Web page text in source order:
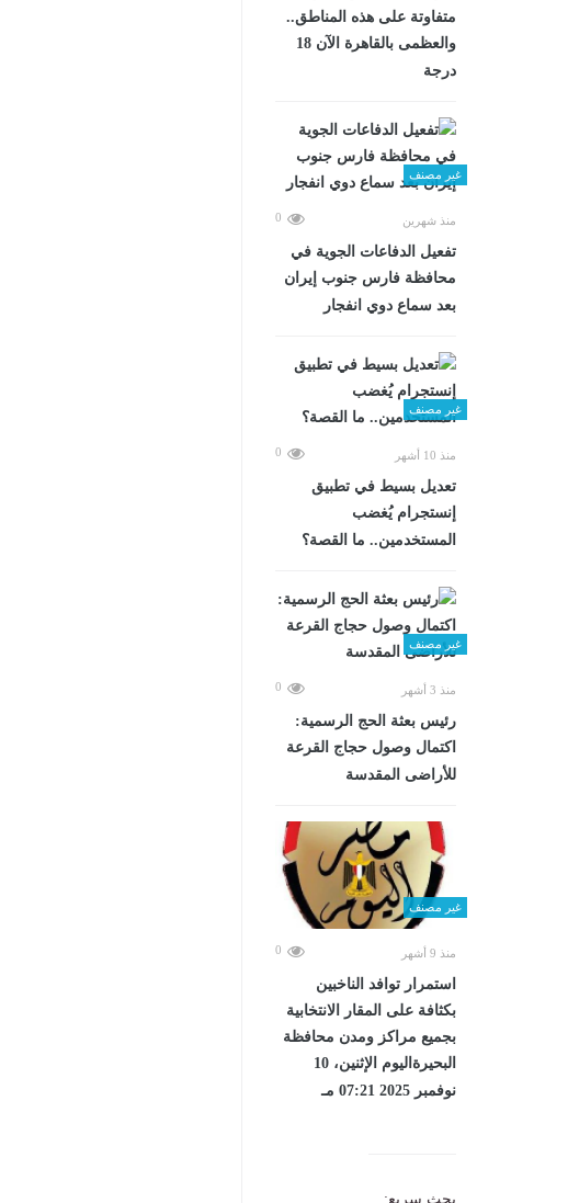
متفاوتة على هذه المناطق..
والعظمى بالقاهرة الآن 18
درجة
غير مصنف
منذ شهرين 0
تفعيل الدفاعات الجوية في
محافظة فارس جنوب إيران
بعد سماع دوي انفجار
غير مصنف
منذ 10 أشهر 0
تعديل بسيط في تطبيق
إنستجرام يُغضب
المستخدمين.. ما القصة؟
غير مصنف
منذ 3 أشهر 0
رئيس بعثة الحج الرسمية:
اكتمال وصول حجاج القرعة
للأراضى المقدسة
غير مصنف
منذ 9 أشهر 0
استمرار توافد الناخبين
بكثافة على المقار الانتخابية
بجميع مراكز ومدن محافظة
البحيرةاليوم الإثنين، 10
نوفمبر 2025 07:21 مـ
بحث سريع: